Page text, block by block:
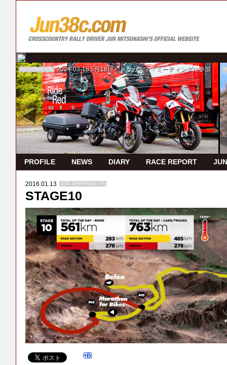
INFORMATION 2024-03-18 5月18日 ドゥカティ・ミーティングに参加
PROFILE NEWS DIARY RACE REPORT
2016.01.13 2016 DAKAR(day 10)
STAGE10